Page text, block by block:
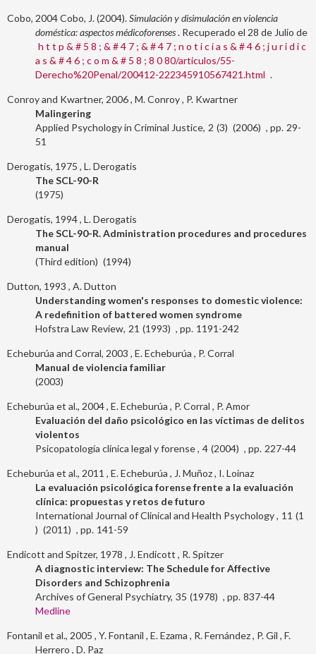
Cobo, 2004Cobo, J. (2004).Simulación y disimulación en violencia
doméstica: aspectos médicoforenses. Recuperado el 28 de Julio de
h t t p & # 5 8 ; & # 4 7 ; & # 4 7 ; n o t i c i a s & # 4 6 ; j u r i d i c
a s & # 4 6 ; c o m & # 5 8 ; 8 0 80/articulos/55-
Derecho%20Penal/200412-222345910567421.html .
Conroy and Kwartner, 2006 M. Conroy P. Kwartner
Malingering
Applied Psychology in Criminal Justice 2 3 2006
29-
51
Derogatis, 1975 L. Derogatis
The SCL-90-R
1975
Derogatis, 1994 L. Derogatis
The SCL-90-R. Administration procedures and procedures
manual
Third edition
1994
Dutton, 1993 A. Dutton
Understanding women's responses to domestic violence:
A redefinition of battered women syndrome
Hofstra Law Review 21 1993 1191-242
Echeburúa and Corral, 2003 E. Echeburúa
P. Corral
Manual de violencia familiar
2003
Echeburúa et al., 2004 E. Echeburúa P. Corral
P. Amor
Evaluación del daño psicológico en las víctimas de delitos
violentos
Psicopatología clínica legal y forense 4 2004 227-44
Echeburúa et al., 2011 E. Echeburúa J. Muñoz I. Loinaz
La evaluación psicológica forense frente a la evaluación
clínica: propuestas y retos de futuro
International Journal of Clinical and Health Psychology
11
1
2011
141-59
Endicott and Spitzer, 1978 J. Endicott
R. Spitzer
A diagnostic interview: The Schedule for Affective
Disorders and Schizophrenia
Archives of General Psychiatry 35 1978
837-44
Medline
Fontanil et al., 2005 Y. Fontanil E. Ezama R. Fernández P. Gil F.
Herrero D. Paz